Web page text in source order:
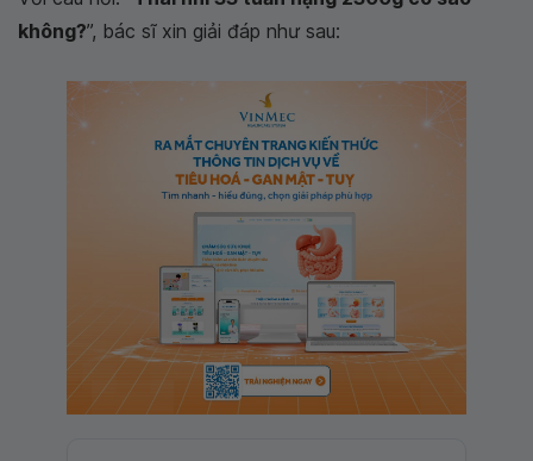
không?”, bác sĩ xin giải đáp như sau: